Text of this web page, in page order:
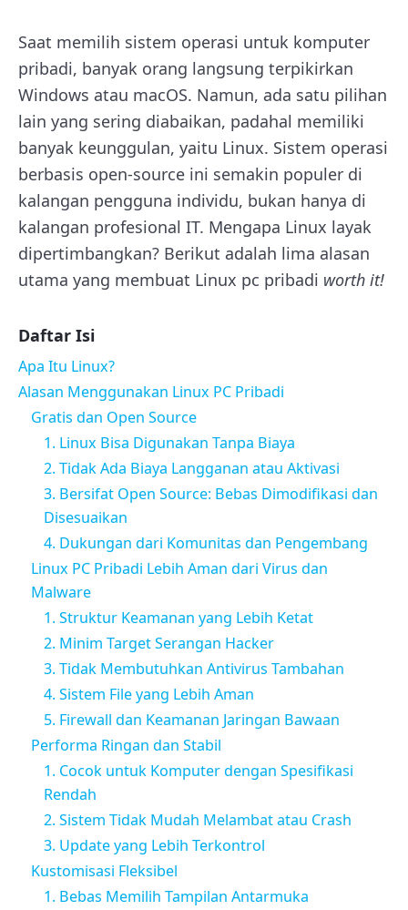
Saat memilih sistem operasi untuk komputer
pribadi, banyak orang langsung terpikirkan
Windows atau macOS. Namun, ada satu pilihan
lain yang sering diabaikan, padahal memiliki
banyak keunggulan, yaitu Linux. Sistem operasi
berbasis open-source ini semakin populer di
kalangan pengguna individu, bukan hanya di
kalangan profesional IT. Mengapa Linux layak
dipertimbangkan? Berikut adalah lima alasan
utama yang membuat Linux pc pribadi worth it!
Daftar Isi
Apa Itu Linux?
Alasan Menggunakan Linux PC Pribadi
Gratis dan Open Source
1. Linux Bisa Digunakan Tanpa Biaya
2. Tidak Ada Biaya Langganan atau Aktivasi
3. Bersifat Open Source: Bebas Dimodifikasi dan
Disesuaikan
4. Dukungan dari Komunitas dan Pengembang
Linux PC Pribadi Lebih Aman dari Virus dan
Malware
1. Struktur Keamanan yang Lebih Ketat
2. Minim Target Serangan Hacker
3. Tidak Membutuhkan Antivirus Tambahan
4. Sistem File yang Lebih Aman
5. Firewall dan Keamanan Jaringan Bawaan
Performa Ringan dan Stabil
1. Cocok untuk Komputer dengan Spesifikasi
Rendah
2. Sistem Tidak Mudah Melambat atau Crash
3. Update yang Lebih Terkontrol
Kustomisasi Fleksibel
1. Bebas Memilih Tampilan Antarmuka